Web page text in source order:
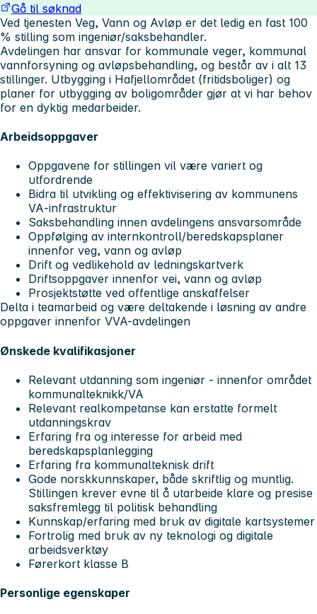
Gå til søknad
Ved tjenesten Veg, Vann og Avløp er det ledig en fast 100
% stilling som ingeniør/saksbehandler.
Avdelingen har ansvar for kommunale veger, kommunal
vannforsyning og avløpsbehandling, og består av i alt 13
stillinger. Utbygging i Hafjellområdet (fritidsboliger) og
planer for utbygging av boligområder gjør at vi har behov
for en dyktig medarbeider.
Arbeidsoppgaver
Oppgavene for stillingen vil være variert og
utfordrende
Bidra til utvikling og effektivisering av kommunens
VA‑infrastruktur
Saksbehandling innen avdelingens ansvarsområde
Oppfølging av internkontroll/beredskapsplaner
innenfor veg, vann og avløp
Drift og vedlikehold av ledningskartverk
Driftsoppgaver innenfor vei, vann og avløp
Prosjektstøtte ved offentlige anskaffelser
Delta i teamarbeid og være deltakende i løsning av andre
oppgaver innenfor VVA-avdelingen
Ønskede kvalifikasjoner
Relevant utdanning som ingeniør - innenfor området
kommunalteknikk/VA
Relevant realkompetanse kan erstatte formelt
utdanningskrav
Erfaring fra og interesse for arbeid med
beredskapsplanlegging
Erfaring fra kommunalteknisk drift
Gode norskkunnskaper, både skriftlig og muntlig.
Stillingen krever evne til å utarbeide klare og presise
saksfremlegg til politisk behandling
Kunnskap/erfaring med bruk av digitale kartsystemer
Fortrolig med bruk av ny teknologi og digitale
arbeidsverktøy
Førerkort klasse B
Personlige egenskaper